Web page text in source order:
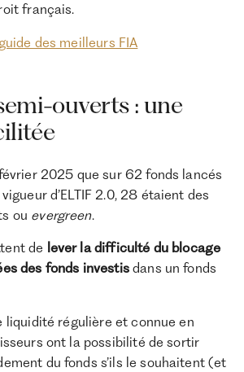
français.
des meilleurs FIA
ouverts : une
2025 que sur 62 fonds lancés
d’ELTIF 2.0, 28 étaient des
ou evergreen.
de lever la difficulté du blocage
des fonds investisdans un fonds
liquidité régulière et connue en
ont la possibilité de sortir
du fonds s’ils le souhaitent (et